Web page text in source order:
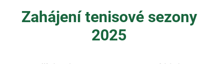
​Zahájení tenisové sezony
2025